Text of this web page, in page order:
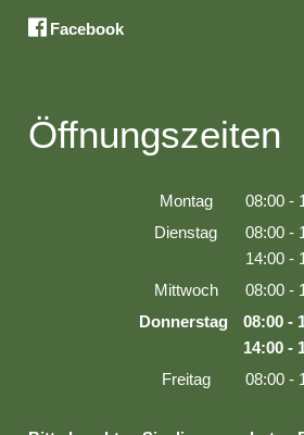
Facebook
Öffnungszeiten
Montag 08:00 -
Von
Dienstag 08:00 -
Von
14:00 -
Von
Mittwoch 08:00 -
Von
Donnerstag 08:00 -
Von
14:00 -
Von
Freitag 08:00 -